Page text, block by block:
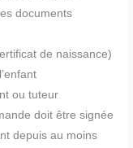
documents
de naissance)
ou tuteur
doit être signée
depuis au moins